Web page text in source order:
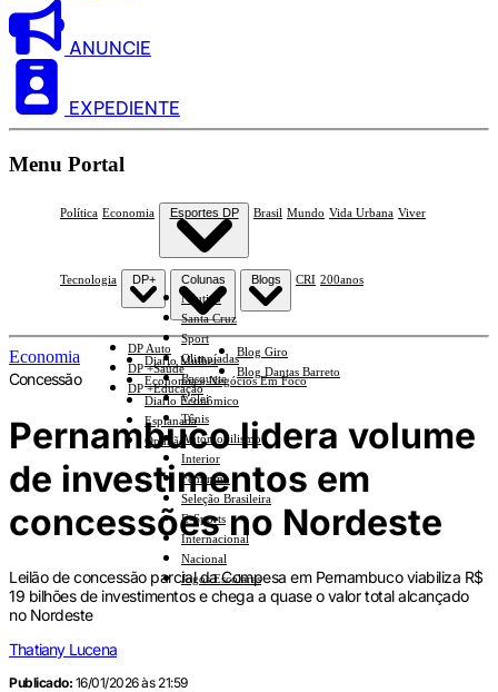
ANUNCIE
EXPEDIENTE
Menu Portal
Política Economia Esportes DP
Náutico
Santa Cruz
Sport
Olimpíadas
Basquete
Vôlei
Tênis
Automobilismo
Interior
Feminino
Seleção Brasileira
E-Sports
Internacional
Nacional
Jogos Escolares
Brasil Mundo Vida Urbana Viver
Tecnologia DP+
DP Auto
DP +Saúde
DP +Educação
Colunas
Diario Mulher
Economia e Negócios Em Foco
Diario Econômico
Esplanada
Opinião
Blogs
Blog Giro
Blog Dantas Barreto
CRI 200anos
Economia
Concessão
Pernambuco lidera volume
de investimentos em
concessões no Nordeste
Leilão de concessão parcial da Compesa em Pernambuco viabiliza R$
19 bilhões de investimentos e chega a quase o valor total alcançado
no Nordeste
Thatiany Lucena
Publicado: 16/01/2026 às 21:59